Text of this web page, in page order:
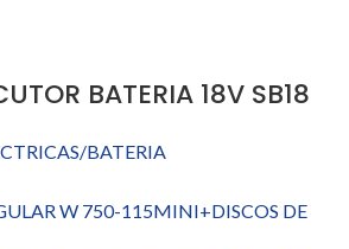
BATERIA 18V SB18
BATERIA